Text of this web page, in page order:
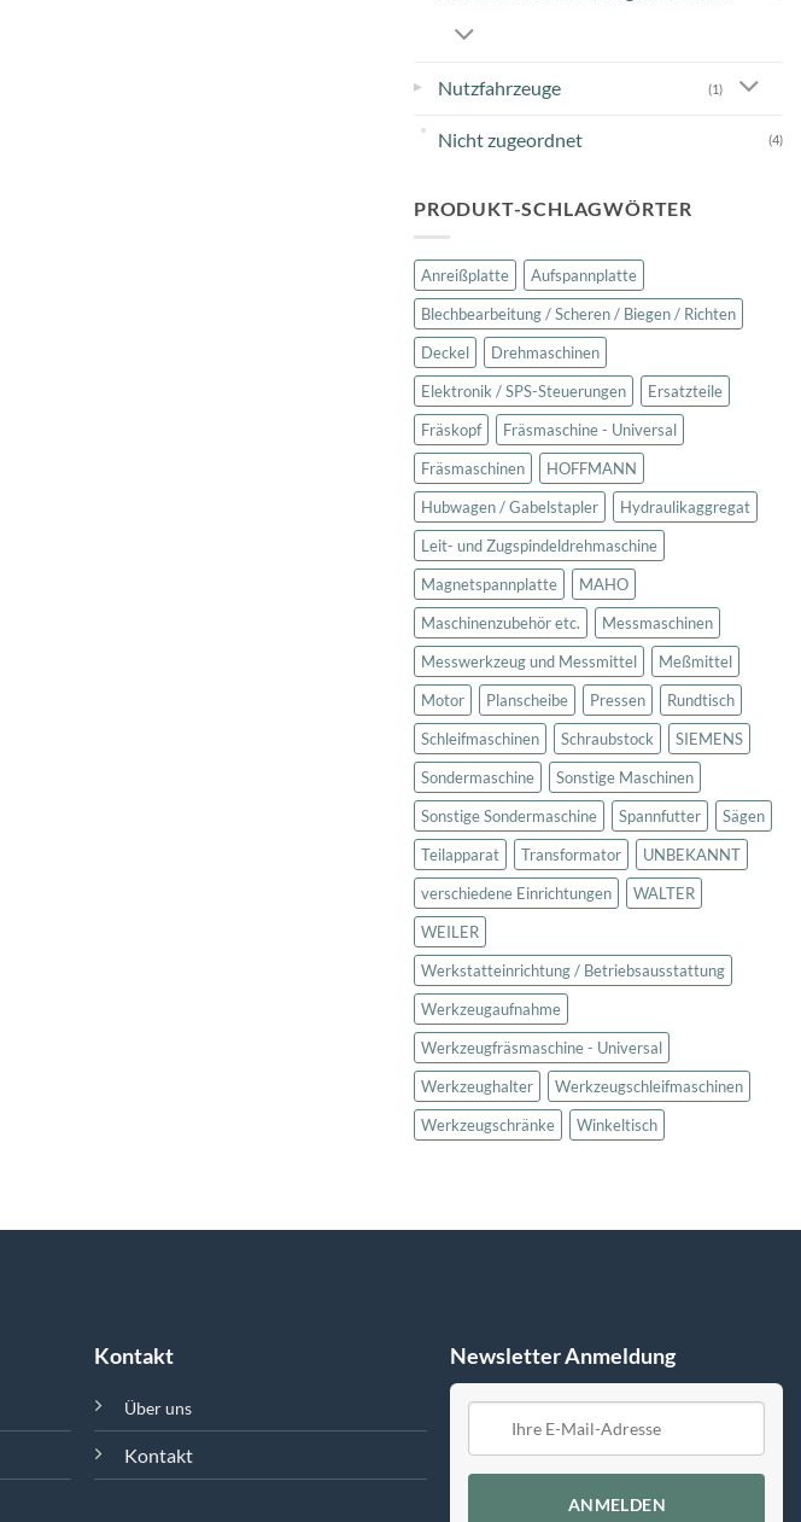
▸ Nutzfahrzeuge (1)
Nicht zugeordnet (4)
PRODUKT-SCHLAGWÖRTER
Anreißplatte
Aufspannplatte
Blechbearbeitung / Scheren / Biegen / Richten
Deckel
Drehmaschinen
Elektronik / SPS-Steuerungen
Ersatzteile
Fräskopf
Fräsmaschine - Universal
Fräsmaschinen
HOFFMANN
Hubwagen / Gabelstapler
Hydraulikaggregat
Leit- und Zugspindeldrehmaschine
Magnetspannplatte
MAHO
Maschinenzubehör etc.
Messmaschinen
Messwerkzeug und Messmittel
Meßmittel
Motor
Planscheibe Pressen
Rundtisch
Schleifmaschinen
Schraubstock
SIEMENS
Sondermaschine
Sonstige Maschinen
Sonstige Sondermaschine
Spannfutter
Sägen
Teilapparat
Transformator
UNBEKANNT
verschiedene Einrichtungen
WALTER
WEILER
Werkstatteinrichtung / Betriebsausstattung
Werkzeugaufnahme
Werkzeugfräsmaschine - Universal
Werkzeughalter
Werkzeugschleifmaschinen
Werkzeugschränke
Winkeltisch
Kontakt
Über uns
Kontakt
Newsletter Anmeldung
ANMELDEN